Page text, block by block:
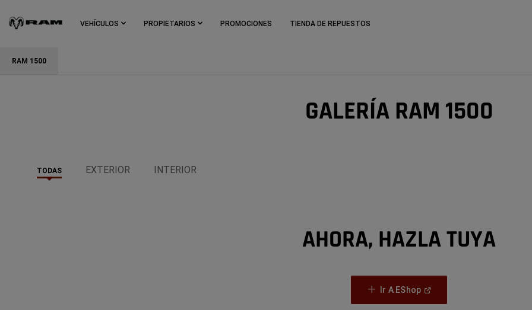
Main
VEHÍCULOS PROPIETARIOS PROMOCIONES TIENDA DE REPUESTOS
Skip To
RAM 1500
Descripción General
GALERÍA RAM 1500
TODAS EXTERIOR INTERIOR
AHORA, HAZLA TUYA
Ir A EShop(Open